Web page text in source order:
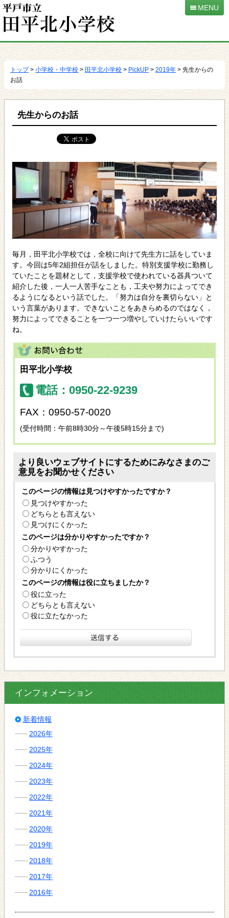
動
MENU
トップ> 小学校・中学校 > 田平北小学校 > PickUP > 2019年 > 先生からの
お話
先生からのお話
毎月，田平北小学校では，全校に向けて先生方に話をしていま
す。今回は5年2組担任が話をしました。特別支援学校に勤務し
ていたことを題材として，支援学校で使われている器具ついて
紹介した後，一人一人苦手なことも，工夫や努力によってでき
るようになるという話でした。「努力は自分を裏切らない」と
いう言葉があります。できないことをあきらめるのではなく，
努力によってできることを一つ一つ増やしていけたらいいです
ね。
田平北小学校
電話：0950-22-9239
FAX：0950-57-0020
(受付時間：午前8時30分～午後5時15分まで)
より良いウェブサイトにするためにみなさまのご
意見をお聞かせください
このページの情報は見つけやすかったですか？
見つけやすかった
どちらとも言えない
見つけにくかった
このページは分かりやすかったですか？
分かりやすかった
ふつう
分かりにくかった
このページの情報は役に立ちましたか？
役に立った
どちらとも言えない
役に立たなかった
インフォメーション
新着情報
2026年
2025年
2024年
2023年
2022年
2021年
2020年
2019年
2018年
2017年
2016年